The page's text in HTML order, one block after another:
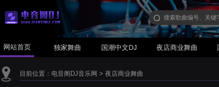
网站首页 独家舞曲 国潮中文DJ 夜店商业舞曲
目前位置： 电音阁DJ音乐网 > 夜店商业舞曲